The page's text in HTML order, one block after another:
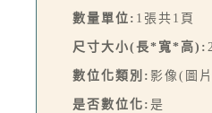
數量單位: 1張共1頁
尺寸大小(長*寬*高):
數位化類別: 影像(圖
是否數位化: 是